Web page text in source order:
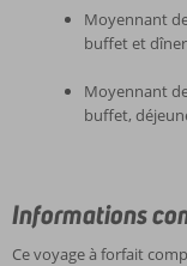
Moyennant
buffet et
Moyennant
buffet,
Informations
Ce voyage à forfait